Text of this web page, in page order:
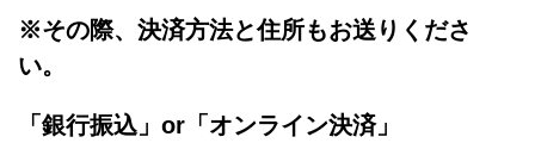
※その際、決済方法と住所もお送りくださ
い。
「銀行振込」or「 オンライン決済」